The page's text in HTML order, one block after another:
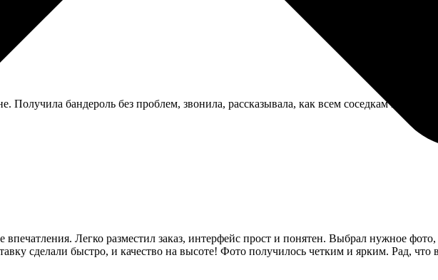
Получила бандероль без проблем, звонила, рассказывала, как всем соседкам
впечатления. Легко разместил заказ, интерфейс прост и понятен. Выбрал нужное
сделали быстро, и качество на высоте! Фото получилось четким и ярким. Рад,